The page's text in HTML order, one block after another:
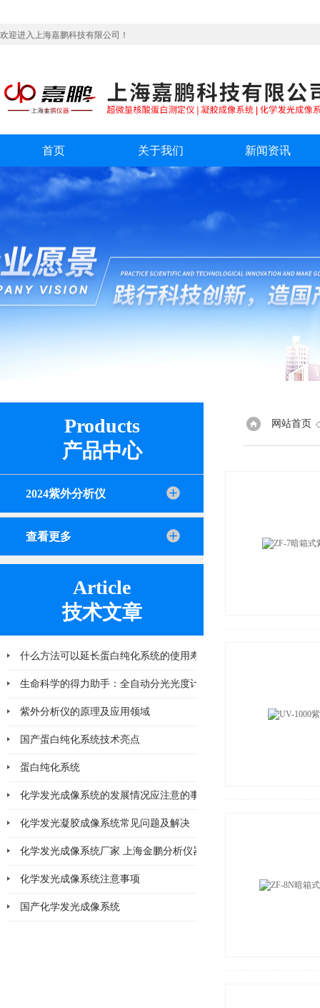
欢迎进入上海嘉鹏科技有限公司！
首页 关于我们 新闻资讯
Products
产品中心
2024紫外分析仪
查看更多
Article
技术文章
什么方法可以延长蛋白纯化系统的使用寿命
2026-06-25
紫外分析仪的原理及应用领域
国产蛋白纯化系统技术亮点
蛋白纯化系统
2026-02-11
化学发光成像系统的发展情况应注意的事项
2026-02-11
化学发光凝胶成像系统常见问题及解决
2026-02-06
化学发光成像系统厂家 上海金鹏分析仪器
化学发光成像系统注意事项
国产化学发光成像系统
网站首页